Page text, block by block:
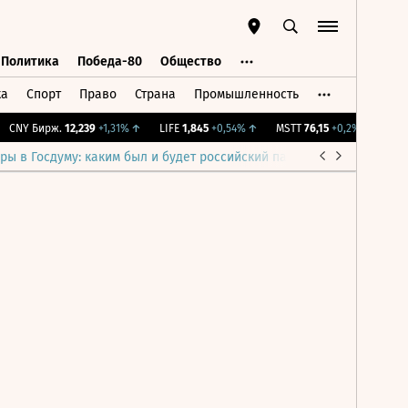
Политика Победа-80 Общество
Спорт Право Страна Промышленность
CNY Бирж. 12,239 +1,31%↑ LIFE 1,845 +0,54%↑ MSTT 76,15 +0,2%↑
в Госдуму: каким был и будет российский парламент